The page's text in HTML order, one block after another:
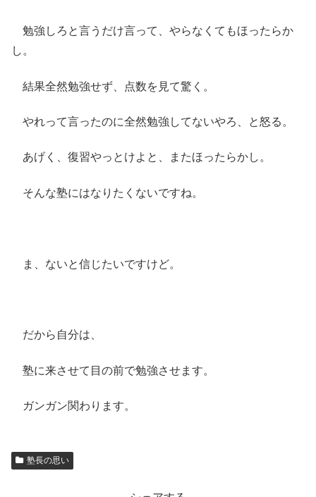
勉強しろと言うだけ言って、やらなくてもほったらか
し。
結果全然勉強せず、点数を見て驚く。
やれって言ったのに全然勉強してないやろ、と怒る。
あげく、復習やっとけよと、またほったらかし。
そんな塾にはなりたくないですね。
ま、ないと信じたいですけど。
だから自分は、
塾に来させて目の前で勉強させます。
ガンガン関わります。
塾長の思い